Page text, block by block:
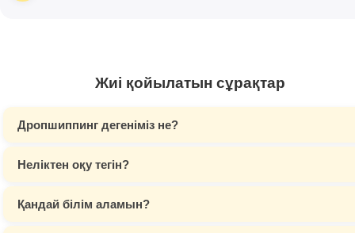
Жиі қойылатын сұрақтар
Дропшиппинг дегеніміз не?
Неліктен оқу тегін?
Қандай білім аламын?